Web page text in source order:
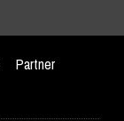
Partner